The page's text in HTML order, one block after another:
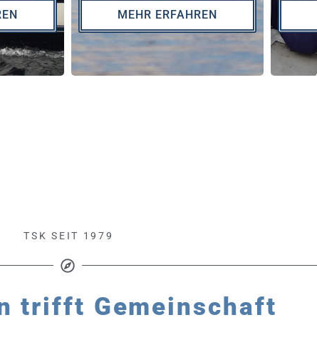
MEHR ERFAHREN
TSK SEIT 1979
trifft Gemeinschaft